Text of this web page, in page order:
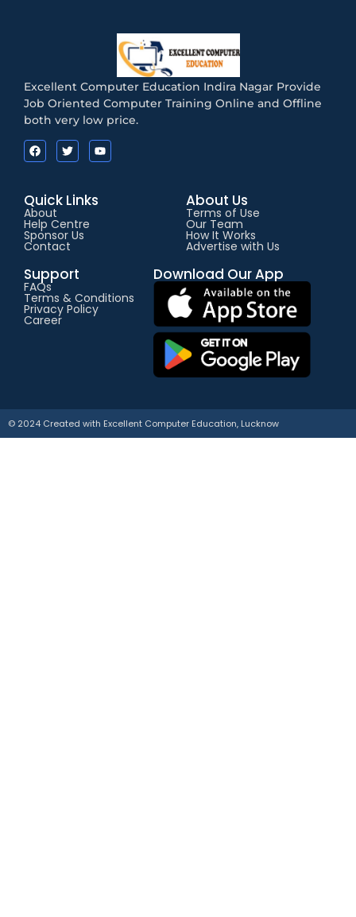
Excellent Computer Education Indira Nagar Provide
Job Oriented Computer Training Online and Offline
both very low price.
Quick Links
About
Help Centre
Sponsor Us
Contact
About Us
Terms of Use
Our Team
How It Works
Advertise with Us
Support
FAQs
Terms & Conditions
Privacy Policy
Career
Download Our App
© 2024 Created with Excellent Computer Education, Lucknow